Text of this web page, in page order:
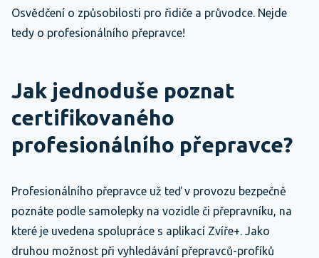
Osvědčení o způsobilosti pro řidiče a průvodce. Nejde
tedy o profesionálního přepravce!
Jak jednoduše poznat
certifikovaného
profesionálního přepravce?
Profesionálního přepravce už teď v provozu bezpečně
poznáte podle samolepky na vozidle či přepravníku, na
které je uvedena spolupráce s aplikací Zvíře+. Jako
druhou možnost při vyhledávání přepravců-profíků